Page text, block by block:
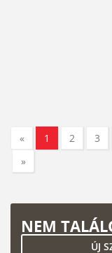
« 1 2 3
»
NEM
ÚJ